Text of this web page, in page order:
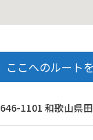
ここへのルート
646-1101 和歌山県